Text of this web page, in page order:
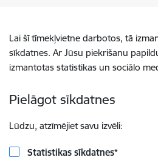
Lai šī tīmekļvietne darbotos, tā
sīkdatnes. Ar Jūsu piekrišanu
izmantotas statistikas un sociālo
Pielāgot sīkdatnes
Lūdzu, atzīmējiet savu izvēli:
Statistikas sīkdatnes*